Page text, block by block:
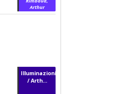
Arthur
Illuminazioni
/ Arth...